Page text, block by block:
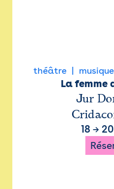
théâtre musique
La femme
Jur
18 →